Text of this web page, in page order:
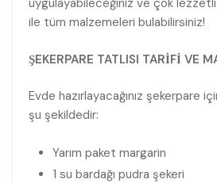
uygulayabileceğiniz ve çok
ile tüm malzemeleri bulabilirsiniz!
ŞEKERPARE TATLISI TARİFİ VE
Evde hazırlayacağınız şekerpare
şu şekildedir:
Yarım paket margarin
1 su bardağı pudra şekeri